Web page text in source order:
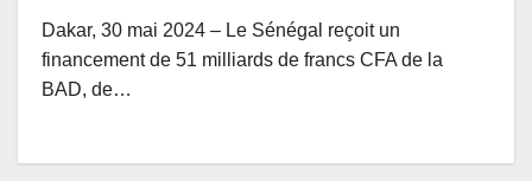
Dakar, 30 mai 2024 – Le Sénégal reçoit un
financement de 51 milliards de francs CFA de la
BAD, de…